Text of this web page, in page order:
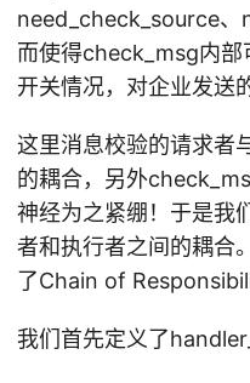
need_check_source
而使得check_msg内
开关情况，对企业发送
这里消息校验的请求者
的耦合，另外
神经为之紧绷！于是我
者和执行者之间的耦合
了Chain of
我们首先定义了